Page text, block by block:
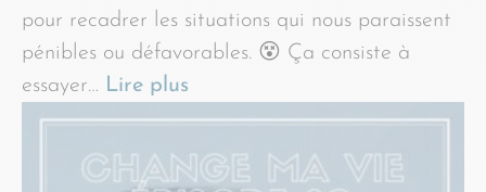
pour recadrer les situations qui nous paraissent
pénibles ou défavorables. 😵 Ça consiste à
essayer… Lire plus